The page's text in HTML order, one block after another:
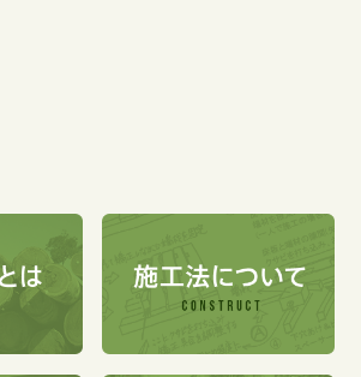
特定商取引に基づく表示
お問い合わせ